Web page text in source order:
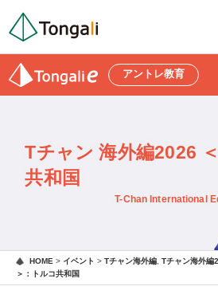
アントレ教育
Tチャン 海外編2026
共和国
T-Chan International
HOME > イベント > Tチャン海外編 Tチャン海外編
＞：トルコ共和国